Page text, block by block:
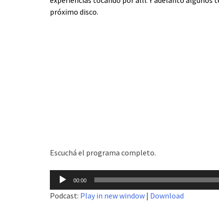
próximo disco.
Escuchá el programa completo.
Reproductor
audio
00:00
Podcast: Play in new window | Download